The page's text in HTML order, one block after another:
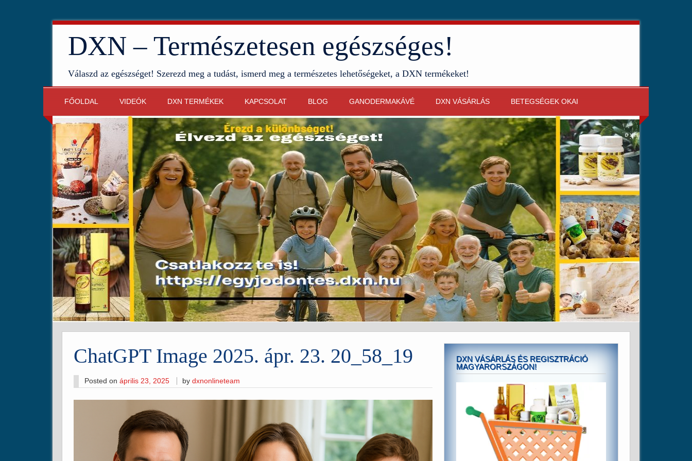
DXN – Természetesen egészséges!
Válaszd az egészséget! Szerezd meg a tudást, ismerd meg a természetes lehetőségeket, a DXN termékeket!
FŐOLDAL VIDEÓK DXN TERMÉKEK KAPCSOLAT BLOG GANODERMAKÁVÉ DXN VÁSÁRLÁS BETEGSÉGEK OKAI
ChatGPT Image 2025. ápr. 23. 20_58_19
Posted on április 23, 2025 bydxnonlineteam
DXN VÁSÁRLÁS ÉS REGISZTRÁCIÓ
MAGYARORSZÁGON!